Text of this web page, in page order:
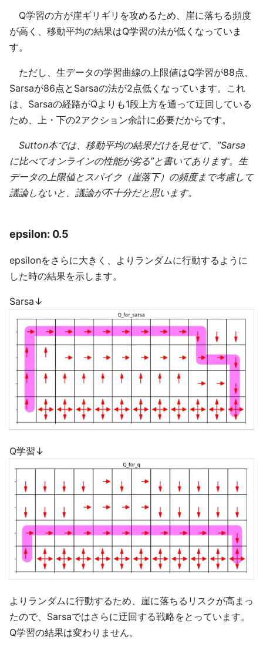
Q学習の方が崖ギリギリを攻めるため、崖に落ちる頻度
が高く、移動平均の結果はQ学習の法が低くなっていま
す。
ただし、生データの学習曲線の上限値はQ学習が88点、
Sarsaが86点とSarsaの法が2点低くなっています。これ
は、Sarsaの経路がQよりも1段上方を通って迂回している
ため、上・下の2アクション余計に必要だからです。
Sutton本では、移動平均の結果だけを見せて、”Sarsa
に比べてオンラインの性能が劣る”と書いてあります。生
データの上限値とスパイク（崖落下）の頻度まで考慮して
議論しないと、議論が不十分だと思います。
epsilon: 0.5
epsilonをさらに大きく、よりランダムに行動するように
した時の結果を示します。
Sarsa↓
Q学習↓
よりランダムに行動するため、崖に落ちるリスクが高まっ
たので、Sarsaではさらに迂回する戦略をとっています。
Q学習の結果は変わりません。